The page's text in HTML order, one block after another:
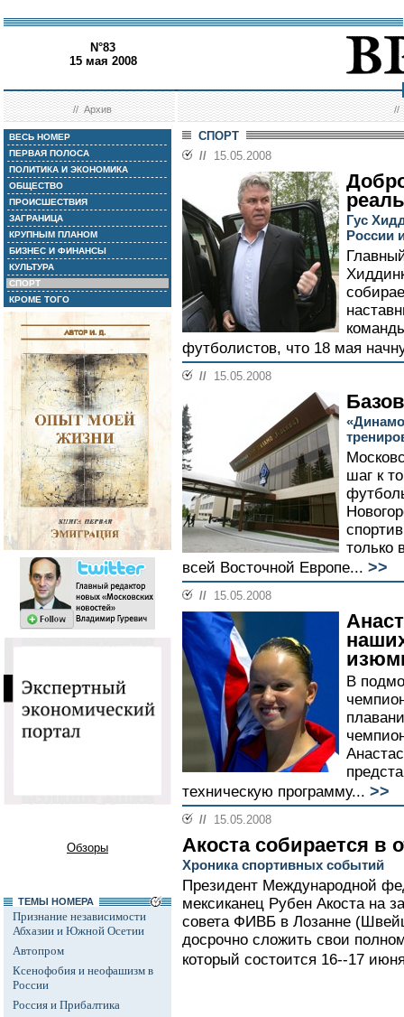
N°83
15 мая 2008
//Архив //
ВЕСЬ НОМЕР
ПЕРВАЯ ПОЛОСА
ПОЛИТИКА И ЭКОНОМИКА
ОБЩЕСТВО
ПРОИСШЕСТВИЯ
ЗАГРАНИЦА
КРУПНЫМ ПЛАНОМ
БИЗНЕС И ФИНАНСЫ
КУЛЬТУРА
СПОРТ
КРОМЕ ТОГО
Обзоры
ТЕМЫ НОМЕРА
Признание независимости
Абхазии и Южной Осетии
Автопром
Ксенофобия и неофашизм в
России
Россия и Прибалтика
СПОРТ
// 15.05.2008
Гус
России
футболистов, что 18 мая
// 15.05.2008
шаг к
только
всей Восточной Европе... >>
// 15.05.2008
В
техническую программу... >>
// 15.05.2008
Акоста собирается в
Хроника спортивных событий
Президент Международной
мексиканец Рубен Акоста на
совета ФИВБ в Лозанне
досрочно сложить свои
который состоится 16--17